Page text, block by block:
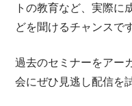
トの教育など、実際に
どを聞けるチャンスで
過去のセミナーをアー
会にぜひ見逃し配信を